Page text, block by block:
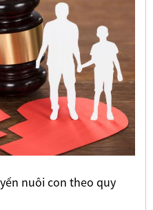
nuôi con theo quy